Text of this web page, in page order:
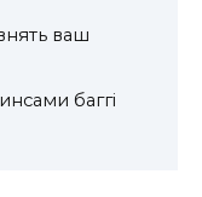
ваш
баггі